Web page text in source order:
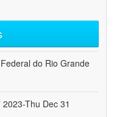
do Rio Grande
Thu Dec 31